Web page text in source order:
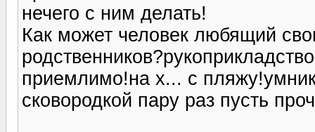
нечего с ним делать!
Как может человек любящий
приемлимо!на х... с
сковородкой пару раз пусть